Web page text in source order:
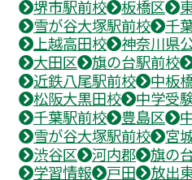
堺市駅前校
板橋区
雪が谷大塚駅前校
千
上越高田校
神奈川県
大田区
旗の台駅前校
近鉄八尾駅前校
中板
松阪大黒田校
中学受
千葉駅前校
豊島区
雪が谷大塚駅前校
宮
渋谷区
河内郡 旗の
学習情報
戸田 放出